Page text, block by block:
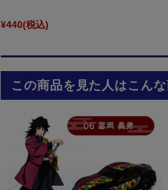
¥440(税込)
この商品を見た人はこん